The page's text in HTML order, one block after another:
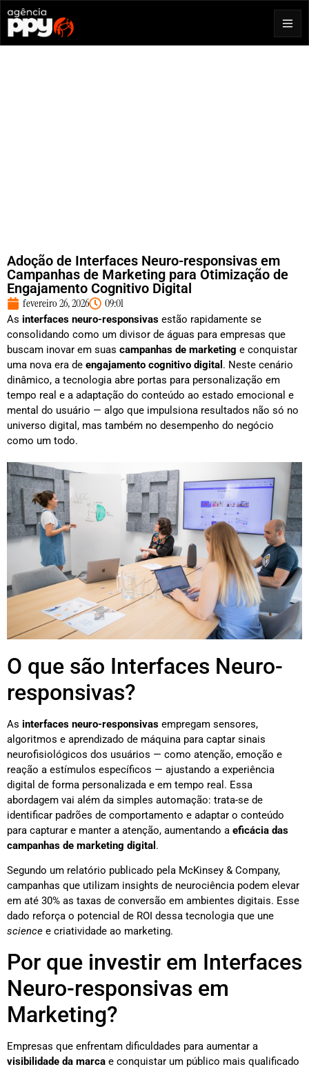
Adoção de Interfaces Neuro-responsivas em
Campanhas de Marketing para Otimização de
Engajamento Cognitivo Digital
fevereiro 26, 2026 09:01
As interfaces neuro-responsivas estão rapidamente se
consolidando como um divisor de águas para empresas que
buscam inovar em suas campanhas de marketing e conquistar
uma nova era de engajamento cognitivo digital . Neste cenário
dinâmico, a tecnologia abre portas para personalização em
tempo real e a adaptação do conteúdo ao estado emocional e
mental do usuário — algo que impulsiona resultados não só no
universo digital, mas também no desempenho do negócio
como um todo.
O que são Interfaces Neuro-
responsivas?
As interfaces neuro-responsivas empregam sensores,
algoritmos e aprendizado de máquina para captar sinais
neurofisiológicos dos usuários — como atenção, emoção e
reação a estímulos específicos — ajustando a experiência
digital de forma personalizada e em tempo real. Essa
abordagem vai além da simples automação: trata-se de
identificar padrões de comportamento e adaptar o conteúdo
para capturar e manter a atenção, aumentando a eficácia das
campanhas de marketing digital .
Segundo um relatório publicado pela McKinsey & Company,
campanhas que utilizam insights de neurociência podem elevar
em até 30% as taxas de conversão em ambientes digitais. Esse
dado reforça o potencial de ROI dessa tecnologia que une
science e criatividade ao marketing.
Por que investir em Interfaces
Neuro-responsivas em
Marketing?
Empresas que enfrentam dificuldades para aumentar a
visibilidade da marca e conquistar um público mais qualificado